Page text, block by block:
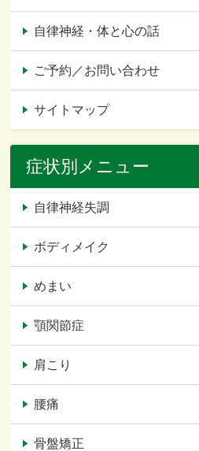
自律神経・体と心の話
ご予約／お問い合わせ
サイトマップ
症状別メニュー
自律神経失調
ボディメイク
めまい
顎関節症
肩こり
腰痛
骨盤矯正